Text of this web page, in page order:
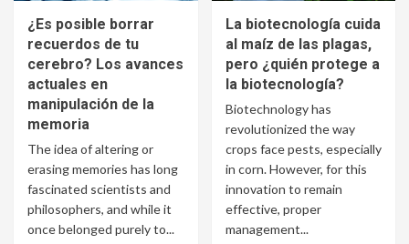
¿Es posible borrar
recuerdos de tu
cerebro? Los avances
actuales en
manipulación de la
memoria
The idea of altering or
erasing memories has long
fascinated scientists and
philosophers, and while it
once belonged purely to...
La biotecnología cuida
al maíz de las plagas,
pero ¿quién protege a
la biotecnología?
Biotechnology has
revolutionized the way
crops face pests, especially
in corn. However, for this
innovation to remain
effective, proper
management...